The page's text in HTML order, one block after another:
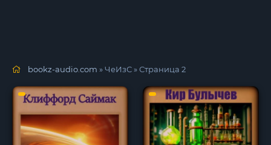
bookz-audio.com » ЧеИзС » Страница 2